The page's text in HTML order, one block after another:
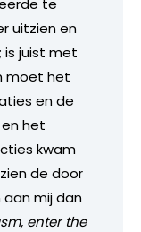
uitzien en
is juist met
moet het
en de
het
kwam
de door
aan mij dan
enter the